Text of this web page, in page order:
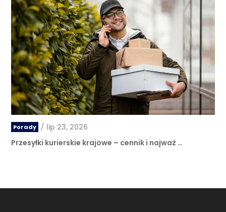
Porady / lip 23, 2026
Przesyłki kurierskie krajowe – cennik i najważ …